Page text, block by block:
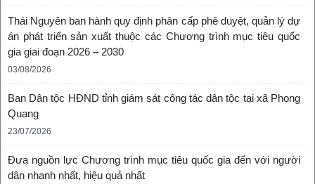
Thái Nguyên ban hành quy định phân cấp phê duyệt, quản lý dự
án phát triển sản xuất thuộc các Chương trình mục tiêu quốc
gia giai đoạn 2026 – 2030
03/08/2026
Ban Dân tộc HĐND tỉnh giám sát công tác dân tộc tại xã Phong
Quang
23/07/2026
Đưa nguồn lực Chương trình mục tiêu quốc gia đến với người
dân nhanh nhất, hiệu quả nhất